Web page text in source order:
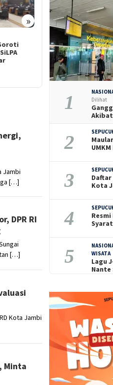
»
30 Juli 2026
Kemas Faried:
Harus Usut Internal
Oknum Satpol PP,
Hanya Andalkan
Hukum
Jambi
[…]
DPR RI
[…]
Kota Jambi
Minta
1
Dilihat
2
3
Kota
4
5
WISATA
Lagu